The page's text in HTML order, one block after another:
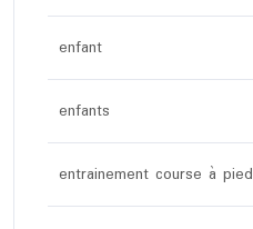
enfant
enfants
entrainement course à pied